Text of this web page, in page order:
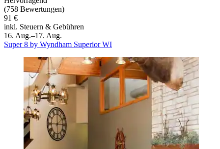
(758 Bewertungen)
91 €
inkl. Steuern & Gebühren
16. Aug.–17. Aug.
Super 8 by Wyndham Superior WI